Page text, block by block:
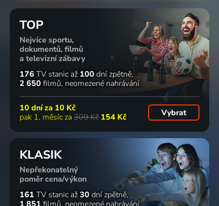
TOP
Nejvíce sportu,
dokumentů, filmů
a televizní zábavy
176 TV stanic až 100 dní zpětně
2 650 filmů neomezené nahrávání
10 dní za 10 Kč
pak 1. měsíc za 309 Kč 154 Kč Vybrat
KLASIK
Nepřekonatelný
poměr cena/výkon
161 TV stanic až30 dní zpětně